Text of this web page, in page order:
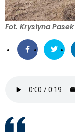
Fot. Krystyna Pasek